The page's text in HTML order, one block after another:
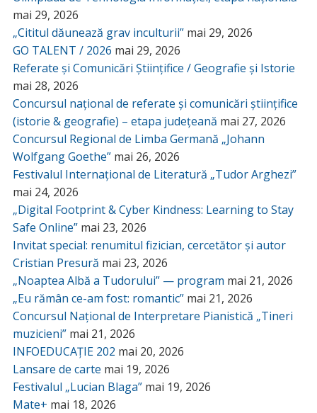
mai 29, 2026
„Cititul dăunează grav inculturii” mai 29, 2026
GO TALENT / 2026 mai 29, 2026
Referate și Comunicări Științifice / Geografie și Istorie
mai 28, 2026
Concursul național de referate și comunicări științifice
(istorie & geografie) – etapa județeană mai 27, 2026
Concursul Regional de Limba Germană „Johann
Wolfgang Goethe” mai 26, 2026
Festivalul Internațional de Literatură „Tudor Arghezi”
mai 24, 2026
„Digital Footprint & Cyber Kindness: Learning to Stay
Safe Online” mai 23, 2026
Invitat special: renumitul fizician, cercetător și autor
Cristian Presură mai 23, 2026
„Noaptea Albă a Tudorului” — program mai 21, 2026
„Eu rămân ce-am fost: romantic” mai 21, 2026
Concursul Național de Interpretare Pianistică „Tineri
muzicieni” mai 21, 2026
INFOEDUCAȚIE 202 mai 20, 2026
Lansare de carte mai 19, 2026
Festivalul „Lucian Blaga” mai 19, 2026
Mate+ mai 18, 2026